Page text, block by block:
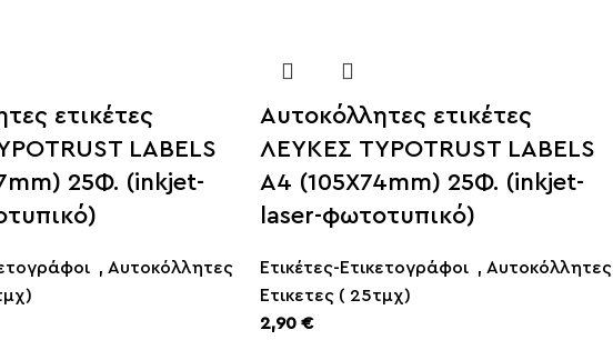
ετικέτες
LABELS
25Φ. (inkjet-
, Αυτοκόλλητες
Αυτοκόλλητες ετικέτες
ΛΕΥΚΕΣ TYPOTRUST LABELS
Α4 (105X74mm) 25Φ. (inkjet-
laser-φωτοτυπικό)
Ετικέτες-Ετικετογράφοι , Αυτοκόλλητες
Ετικετες ( 25τμχ)
2,90 €